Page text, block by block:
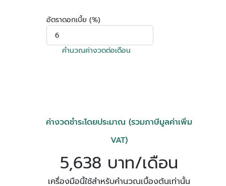
อัตราดอกเบี้ย (%)
คำนวณค่างวดต่อเดือน
ค่างวดชำระโดยประมาณ (รวมภาษีมูลค่าเพิ่ม
VAT)
5,638 บาท/เดือน
เครื่องมือนี้ใช้สำหรับคำนวณเบื้องต้นเท่านั้น